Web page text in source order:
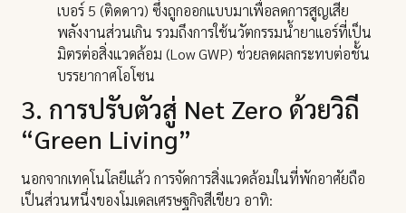
เบอร์ 5 (ติดดาว) ซึ่งถูกออกแบบมาเพื่อลดการสูญเสีย
พลังงานส่วนเกิน รวมถึงการใช้นวัตกรรมน้ำยาแอร์ที่เป็น
มิตรต่อสิ่งแวดล้อม (Low GWP) ช่วยลดผลกระทบต่อชั้น
บรรยากาศโอโซน
3. การปรับตัวสู่ Net Zero ด้วยวิถี
“Green Living”
นอกจากเทคโนโลยีแล้ว การจัดการสิ่งแวดล้อมในที่พักอาศัยถือ
เป็นส่วนหนึ่งของโมเดลเศรษฐกิจสีเขียว อาทิ: